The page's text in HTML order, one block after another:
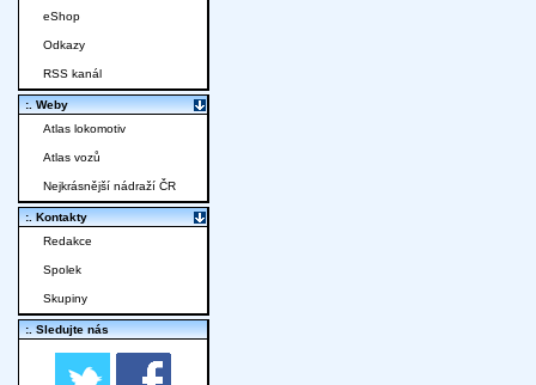
eShop
Odkazy
RSS kanál
:. Weby
Atlas lokomotiv
Atlas vozů
Nejkrásnější nádraží ČR
:. Kontakty
Redakce
Spolek
Skupiny
:. Sledujte nás